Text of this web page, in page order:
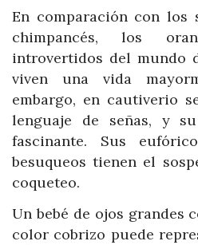
En comparación con los
chimpancés, los
introvertidos del mundo
viven una vida
embargo, en cautiverio
lenguaje de señas, y
fascinante. Sus
besuqueos tienen el
coqueteo.
Un bebé de ojos grandes
color cobrizo puede